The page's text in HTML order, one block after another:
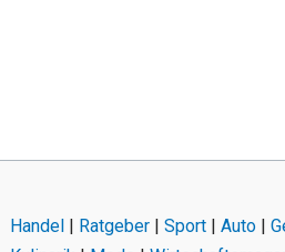
Handel Ratgeber |Sport |Auto |